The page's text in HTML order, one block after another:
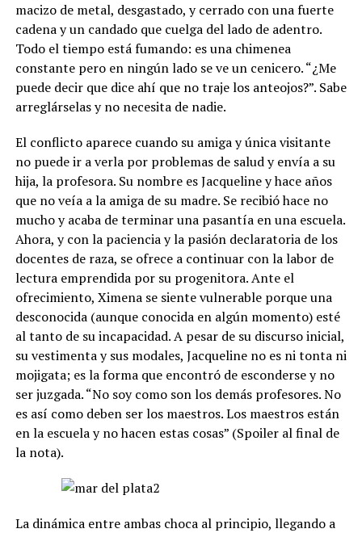
macizo de metal, desgastado, y cerrado con una fuerte
cadena y un candado que cuelga del lado de adentro.
Todo el tiempo está fumando: es una chimenea
constante pero en ningún lado se ve un cenicero. “¿Me
puede decir que dice ahí que no traje los anteojos?”. Sabe
arreglárselas y no necesita de nadie.
El conflicto aparece cuando su amiga y única visitante
no puede ir a verla por problemas de salud y envía a su
hija, la profesora. Su nombre es Jacqueline y hace años
que no veía a la amiga de su madre. Se recibió hace no
mucho y acaba de terminar una pasantía en una escuela.
Ahora, y con la paciencia y la pasión declaratoria de los
docentes de raza, se ofrece a continuar con la labor de
lectura emprendida por su progenitora. Ante el
ofrecimiento, Ximena se siente vulnerable porque una
desconocida (aunque conocida en algún momento) esté
al tanto de su incapacidad. A pesar de su discurso inicial,
su vestimenta y sus modales, Jacqueline no es ni tonta ni
mojigata; es la forma que encontró de esconderse y no
ser juzgada. “No soy como son los demás profesores. No
es así como deben ser los maestros. Los maestros están
en la escuela y no hacen estas cosas” (Spoiler al final de
la nota).
La dinámica entre ambas choca al principio, llegando a